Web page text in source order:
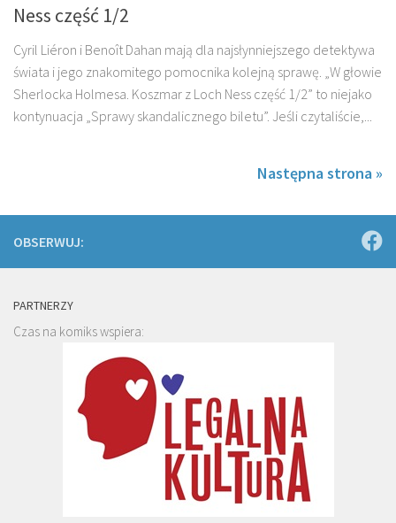
Ness część 1/2
Cyril Liéron i Benoît Dahan mają dla najsłynniejszego detektywa
świata i jego znakomitego pomocnika kolejną sprawę. „W głowie
Sherlocka Holmesa. Koszmar z Loch Ness część 1/2” to niejako
kontynuacja „Sprawy skandalicznego biletu”. Jeśli czytaliście,...
Następna strona »
OBSERWUJ:
PARTNERZY
Czas na komiks wspiera: